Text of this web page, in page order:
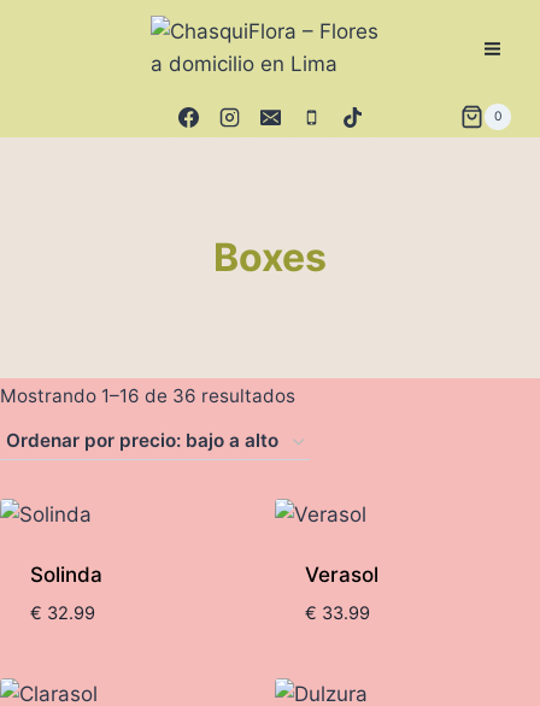
0
Boxes
Mostrando 1–16 de 36 resultadosOrdenado
precio:
bajo
alto
Solinda
€ 32.99
Verasol
€ 33.99